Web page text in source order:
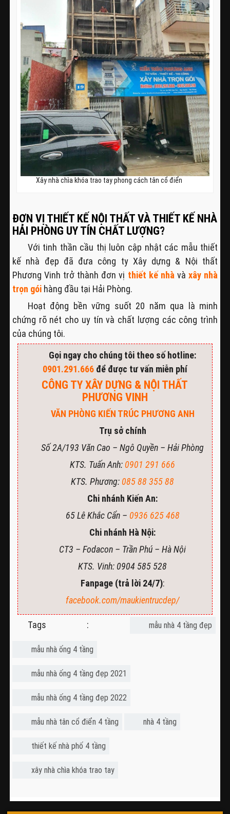
Xây nhà chìa khóa trao tay phong cách tân cổ điển
ĐƠN VỊ THIẾT KẾ NỘI THẤT VÀ THIẾT KẾ NHÀ
HẢI PHÒNG UY TÍN CHẤT LƯỢNG?
Với tinh thần cầu thị luôn cập nhật các mẫu thiết
kế nhà đẹp đã đưa công ty Xây dựng & Nội thất
Phương Vinh trở thành đơn vị thiết kế nhà và xây nhà
trọn góihàng đầu tại Hải Phòng.
Hoạt động bền vững suốt 20 năm qua là minh
chứng rõ nét cho uy tín và chất lượng các công trình
của chúng tôi.
Gọi ngay cho chúng tôi theo số hotline:
0901.291.666để được tư vấn miễn phí
CÔNG TY XÂY DỰNG & NỘI THẤT
PHƯƠNG VINH
VĂN PHÒNG KIẾN TRÚC PHƯƠNG ANH
Trụ sở chính
Số 2A/193 Văn Cao – Ngô Quyền – Hải Phòng
KTS. Tuấn Anh: 0901 291 666
KTS. Phương: 085 88 355 88
Chi nhánh Kiến An:
65 Lê Khắc Cẩn – 0936 625 468
Chi nhánh Hà Nội:
CT3 – Fodacon – Trần Phú – Hà Nội
KTS. Vinh: 0904 585 528
Fanpage (trả lời 24/7):
facebook.com/maukientrucdep/
Tags : mẫu nhà 4 tầng đẹp
mẫu nhà ống 4 tầng
mẫu nhà ống 4 tầng đẹp 2021
mẫu nhà ống 4 tầng đẹp 2022
mẫu nhà tân cổ điển 4 tầng nhà 4 tầng
thiết kế nhà phố 4 tầng
xây nhà chìa khóa trao tay